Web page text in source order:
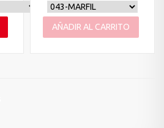
AÑADIR AL CARRITO